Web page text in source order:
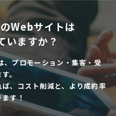
Webサイトは
いますか？
プロモーション・集客・受
。
、コスト削減と、より成約率
す！